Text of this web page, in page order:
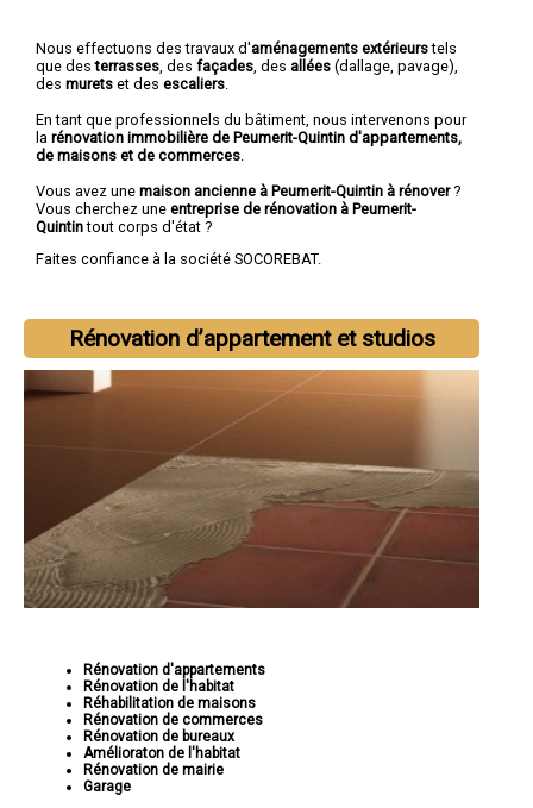
Nous effectuons des travaux d'aménagements extérieurstels
que desterrasses , des façades , des allées (dallage, pavage),
des murets et des escaliers
En tant que professionnels du bâtiment, nous intervenons pour
la rénovation immobilière de Peumerit-Quintin d'appartements,
de maisons et de commerces
Vous avez une maison ancienne à Peumerit-Quintin à rénover?
Vous cherchez une entreprise de rénovation à Peumerit-
Quintintout corps d'état ?
Faites confiance à la société SOCOREBAT.
Rénovation d’appartement et studios
Rénovation d'appartements
Rénovation de l'habitat
Réhabilitation de maisons
Rénovation de commerces
Rénovation de bureaux
Amélioraton de l'habitat
Rénovation de mairie
Garage